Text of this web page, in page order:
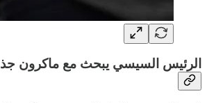
الرئيس السيسي يبحث مع ماكرون